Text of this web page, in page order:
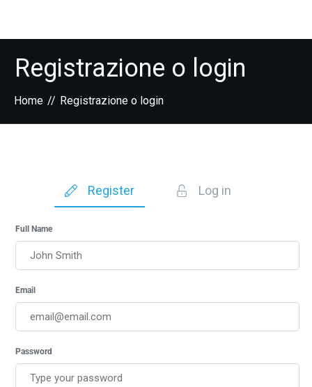
Registrazione o login
Home // Registrazione o login
Register Log in
Full Name
Email
Password